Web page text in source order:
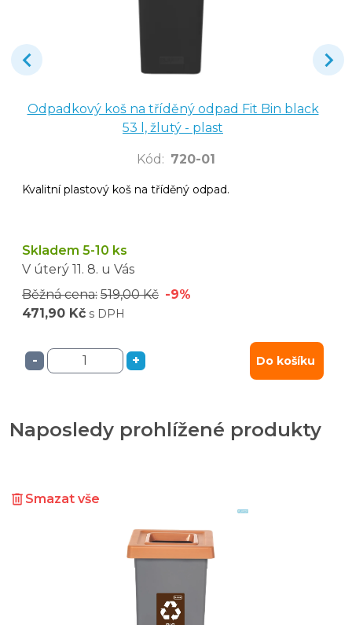
Odpadkový koš na tříděný odpad Fit Bin black
53 l, žlutý - plast
Kód : 720-01
Kvalitní plastový koš na tříděný odpad.
Skladem 5-10 ks
V úterý 11. 8. u Vás
Běžná cena: 519,00 Kč -9%
471,90 Kč s DPH
- + Do košíku
Naposledy prohlížené produkty
Smazat vše